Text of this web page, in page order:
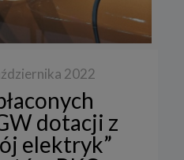
2022
dotacji z
elektryk”